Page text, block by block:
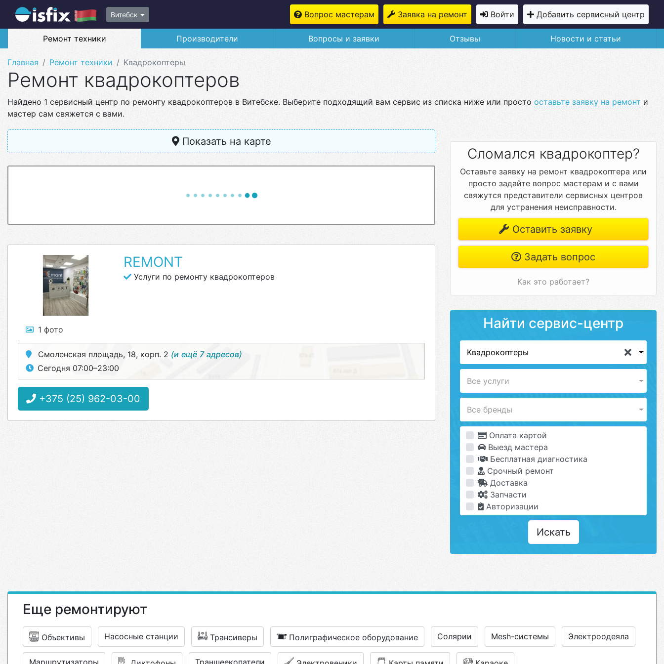
Витебск Вопрос мастерам Заявка на ремонт Войти Добавить сервисный центр
Ремонт техники Производители Вопросы и заявки Отзывы Новости и статьи
Главная Ремонт техники Квадрокоптеры
Ремонт квадрокоптеров
Найдено 1 сервисный центр по ремонту квадрокоптеров в Витебске. Выберите подходящий вам сервис из списка ниже или просто оставьте заявку на ремонт и
мастер сам свяжется с вами.
Показать на карте
1 фото
REMONT
Услуги по ремонту квадрокоптеров
Смоленская площадь, 18, корп. 2 (и ещё 7 адресов)
Сегодня 07:00–23:00
+375 (25) 962-03-00
Сломался квадрокоптер?
Оставьте заявку на ремонт квадрокоптера или
просто задайте вопрос мастерам и с вами
свяжутся представители сервисных центров
для устранения неисправности.
Оставить заявку
Задать вопрос
Как это работает?
Найти сервис-центр
Квадрокоптеры
Все услуги
Все бренды
Оплата картой
Выезд мастера
Бесплатная диагностика
Срочный ремонт
Доставка
Запчасти
Авторизации
Искать
Еще ремонтируют
Объективы Насосные станции Трансиверы Полиграфическое оборудование Солярии Mesh-системы Электроодеяла
Маршрутизаторы Траншеекопатели